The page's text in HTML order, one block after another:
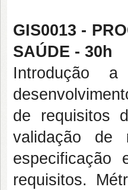
GIS0013 -
SAÚDE - 30h
Introdução
de requisitos
validação de
especificação
requisitos.